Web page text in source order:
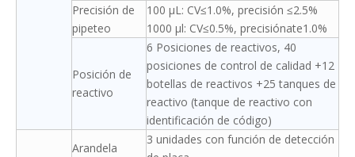
Precisión de
pipeteo
100 μL: CV≤1.0%, precisión ≤2.5%
1000 μl: CV≤0.5%, precisiónate1.0%
Posición de
reactivo
6 Posiciones de reactivos, 40
posiciones de control de calidad +12
botellas de reactivos +25 tanques de
reactivo (tanque de reactivo con
identificación de código)
Arandela
3 unidades con función de detección